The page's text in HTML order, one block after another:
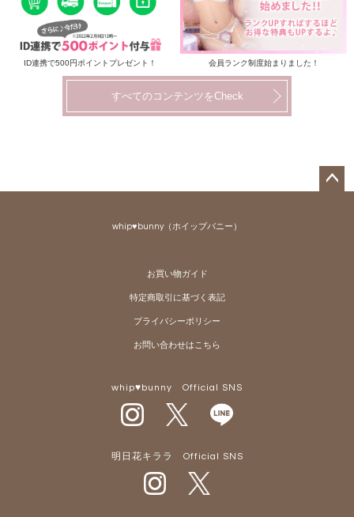
ID連携で500円ポイントプレゼント！ 会員ランク制度始まりました！
すべてのコンテンツをCheck
whip♥bunny（ホイップバニー）
お買い物ガイド
特定商取引に基づく表記
プライバシーポリシー
お問い合わせはこちら
whip♥bunny Official SNS
明日花キララ Official SNS